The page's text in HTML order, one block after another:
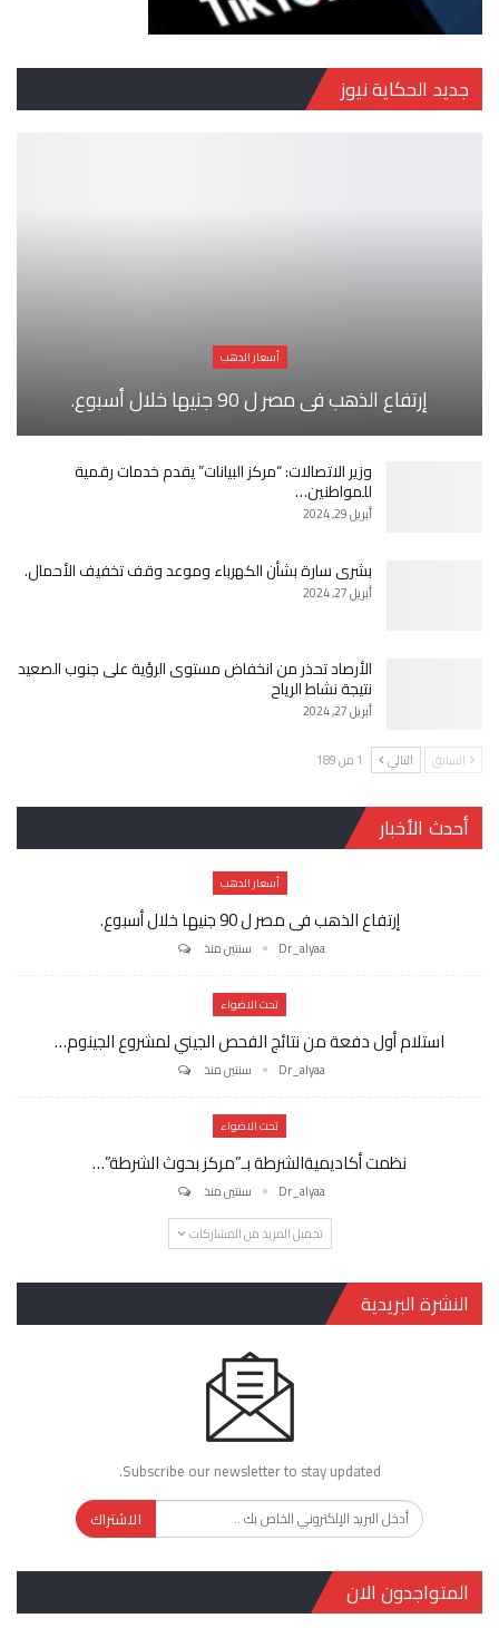
جديد الحكاية نيوز
أسعار الدهب
إرتفاع الذهب فى مصر ل 90 جنيها خلال أسبوع.
وزير الاتصالات: “مركز البيانات” يقدم خدمات رقمية
للمواطنين…
أبريل 29, 2024
بشرى سارة بشأن الكهرباء وموعد وقف تخفيف الأحمال.
أبريل 27, 2024
الأرصاد تحذر من انخفاض مستوى الرؤية على جنوب الصعيد
نتيجة نشاط الرياح
أبريل 27, 2024
السابق التالي 1 من 189
أحدث الأخبار
أسعار الدهب
إرتفاع الذهب فى مصر ل 90 جنيها خلال أسبوع.
Dr_alyaa سنتين منذ
تحت الاضواء
استلام أول دفعة من نتائج الفحص الجيني لمشروع الجينوم…
Dr_alyaa سنتين منذ
تحت الاضواء
نظمت أكاديميةالشرطة بـ”مركز بحوث الشرطة”…
Dr_alyaa
سنتين منذ
تحميل المزيد من المشاركات
النشرة البريدية
Subscribe our newsletter to stay updated.
الاشتراك
المتواجدون الان